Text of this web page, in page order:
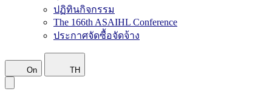
ปฏิทินกิจกรรม
The 166th ASAIHL Conference
ประกาศจัดซื้อจัดจ้าง
On TH